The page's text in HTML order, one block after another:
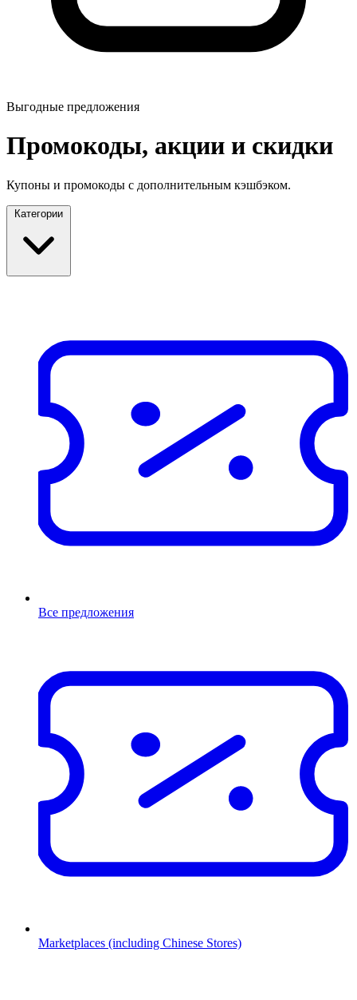
Выгодные предложения
Промокоды, акции и скидки
Купоны и промокоды с дополнительным кэшбэком.
Категории
Все предложения
Marketplaces (including Chinese Stores)